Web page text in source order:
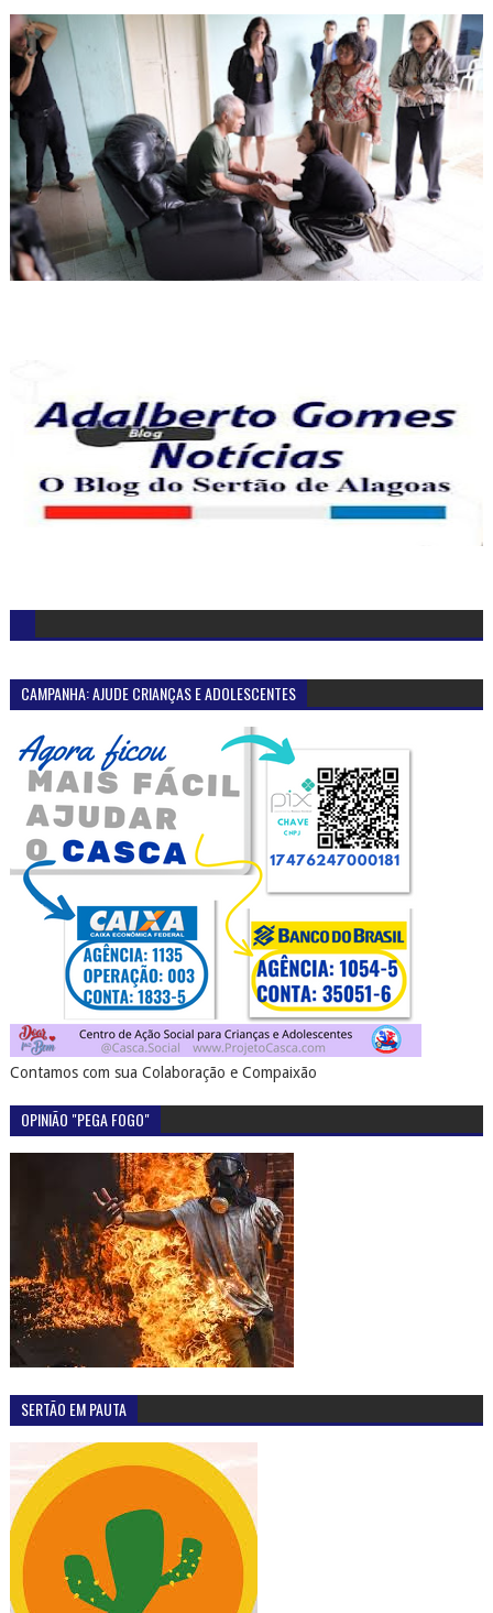
CAMPANHA: AJUDE CRIANÇAS E ADOLESCENTES
Contamos com sua Colaboração e Compaixão
OPINIÃO "PEGA FOGO"
SERTÃO EM PAUTA